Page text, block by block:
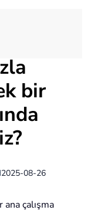
bir
2025-08-26
ana çalışma